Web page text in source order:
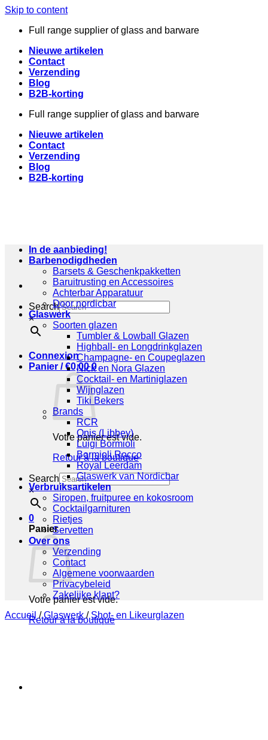
Skip to content
Full range supplier of glass and barware
Nieuwe artikelen
Contact
Verzending
Blog
B2B-korting
Full range supplier of glass and barware
Nieuwe artikelen
Contact
Verzending
Blog
B2B-korting
Search
×
Connexion
Panier /€0,00 0
Votre panier est vide.
Retour à la boutique
Search
×
0
Panier
Votre panier est vide.
Retour à la boutique
In de aanbieding!
Barbenodigdheden
Barsets & Geschenkpakketten
Baruitrusting en Accessoires
Achterbar Apparatuur
Door nordicbar
Glaswerk
Soorten glazen
Tumbler & Lowball Glazen
Highball- en Longdrinkglazen
Champagne- en Coupeglazen
Nick en Nora Glazen
Cocktail- en Martiniglazen
Wijnglazen
Tiki Bekers
Brands
RCR
Onis (Libbey)
Luigi Bormioli
Bormioli Rocco
Royal Leerdam
Glaswerk van Nordicbar
Verbruiksartikelen
Siropen, fruitpuree en kokosroom
Cocktailgarnituren
Rietjes
Servetten
Over ons
Verzending
Contact
Algemene voorwaarden
Privacybeleid
Zakelijke klant?
Accueil / Glaswerk / Shot- en Likeurglazen